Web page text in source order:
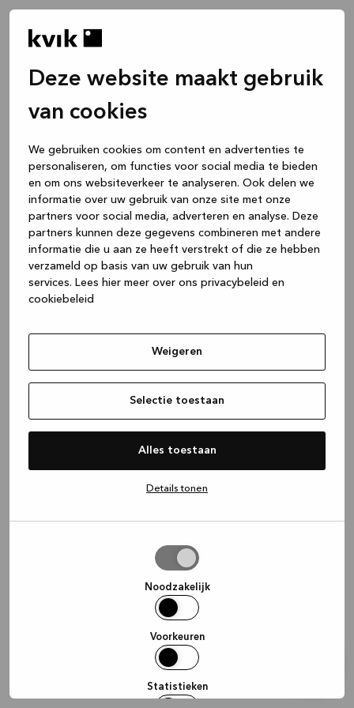
Deze website maakt gebruik
van cookies
We gebruiken cookies om content en advertenties te
personaliseren, om functies voor social media te bieden
en om ons websiteverkeer te analyseren. Ook delen we
informatie over uw gebruik van onze site met onze
partners voor social media, adverteren en analyse. Deze
partners kunnen deze gegevens combineren met andere
informatie die u aan ze heeft verstrekt of die ze hebben
verzameld op basis van uw gebruik van hun
services. Lees hier meer over ons privacybeleid en
cookiebeleid
Weigeren
Selectie toestaan
Alles toestaan
Details tonen
Noodzakelijk
Voorkeuren
Statistieken
(see the browser console for more
information).